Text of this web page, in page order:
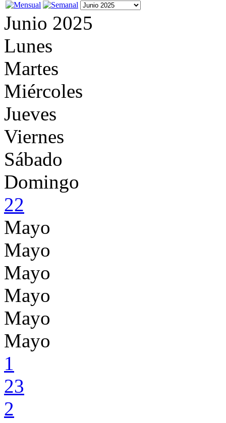
Junio 2025
Lunes
Martes
Miércoles
Jueves
Viernes
Sábado
Domingo
22
Mayo
Mayo
Mayo
Mayo
Mayo
Mayo
1
23
2